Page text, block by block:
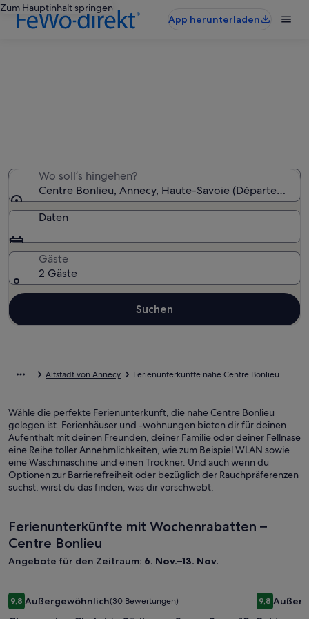
Zum Hauptinhalt springen
App herunterladen
Wo soll’s hingehen?
Centre Bonlieu, Annecy, Haute-Savoie
Daten
Gäste
2 Gäste
Suchen
Altstadt von Annecy Ferienunterkünfte nahe Centre Bonlieu
Wähle die perfekte Ferienunterkunft, die nahe Centre Bonlieu
gelegen ist. Ferienhäuser und -wohnungen bieten dir für deinen
Aufenthalt mit deinen Freunden, deiner Familie oder deiner Fellnase
eine Reihe toller Annehmlichkeiten, wie zum Beispiel WLAN sowie
eine Waschmaschine und einen Trockner. Und auch wenn du
Optionen zur Barrierefreiheit oder bezüglich der Rauchpräferenzen
suchst, wirst du das finden, was dir vorschwebt.
Ferienunterkünfte mit Wochenrabatten –
Centre Bonlieu
Angebote für den Zeitraum: 6. Nov.–13. Nov.
Bildergalerie
für
9,89,8 von 10, Außergewöhnlich, (30 Bewertungen)
Außergewöhnlich(30 Bewertungen)
Charmantes Chalet in Südlage - Sauna Spa - 12 Personen
für
9,89,8 von
Ruhiges